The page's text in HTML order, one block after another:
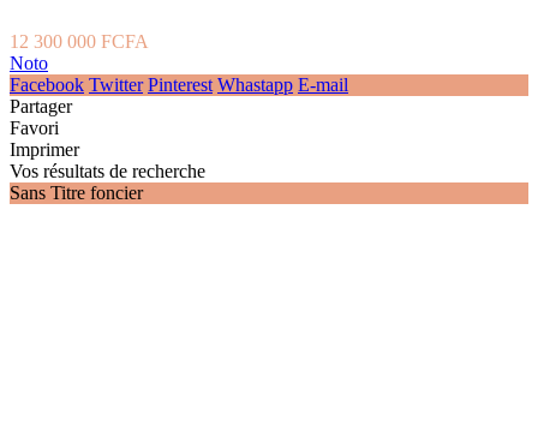
12 300 000 FCFA
Noto
Facebook Twitter Pinterest Whastapp E-mail
Partager
Favori
Imprimer
Vos résultats de recherche
Sans Titre foncier